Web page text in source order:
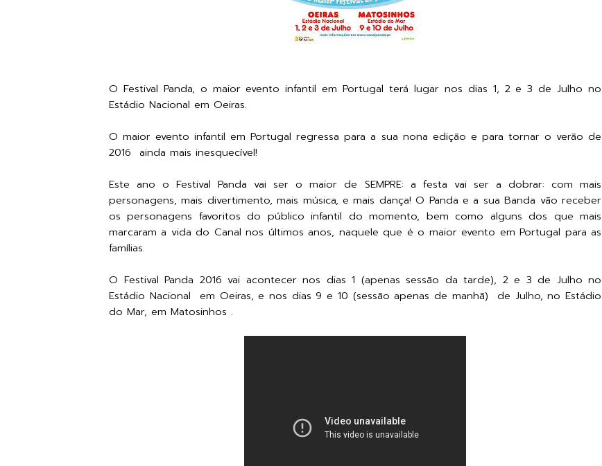
O Festival Panda, o maior evento infantil em Portugal terá lugar nos dias 1, 2 e 3 de Julho no
Estádio Nacional em Oeiras.
O maior evento infantil em Portugal regressa para a sua nona edição e para tornar o verão de
2016 ainda mais inesquecível!
Este ano o Festival Panda vai ser o maior de SEMPRE: a festa vai ser a dobrar: com mais
personagens, mais divertimento, mais música, e mais dança! O Panda e a sua Banda vão receber
os personagens favoritos do público infantil do momento, bem como alguns dos que mais
marcaram a vida do Canal nos últimos anos, naquele que é o maior evento em Portugal para as
famílias.
O Festival Panda 2016 vai acontecer nos dias 1 (apenas sessão da tarde), 2 e 3 de Julho no
Estádio Nacional em Oeiras, e nos dias 9 e 10 (sessão apenas de manhã) de Julho, no Estádio
do Mar, em Matosinhos .